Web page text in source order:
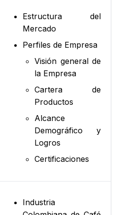
Estructura del
Mercado
Perfiles de Empresa
Visión general de
la Empresa
Cartera de
Productos
Alcance
Demográfico y
Logros
Certificaciones
Industria